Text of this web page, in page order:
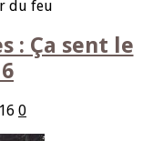
du feu
: Ça sent le
0